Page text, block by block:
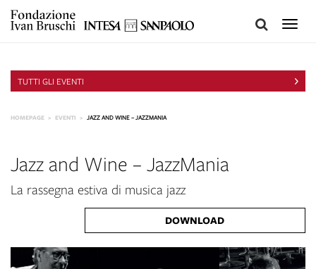
Toggle
TUTTI GLI EVENTI
HOMEPAGE EVENTI JAZZ AND WINE – JAZZMANIA
Jazz and Wine – JazzMania
La rassegna estiva di musica jazz
DOWNLOAD